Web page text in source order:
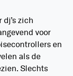
zich
voor
en
als de
Slechts